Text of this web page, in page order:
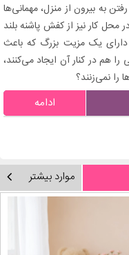
به بیرون از منزل، مهمانی‌ها
محل کار نیز از کفش پاشنه بلند
دارای یک مزیت بزرگ که باعث
هم در کنار آن ایجاد می‌کنند،
را نمی‌زنند؟
ادامه
موارد بیشتر